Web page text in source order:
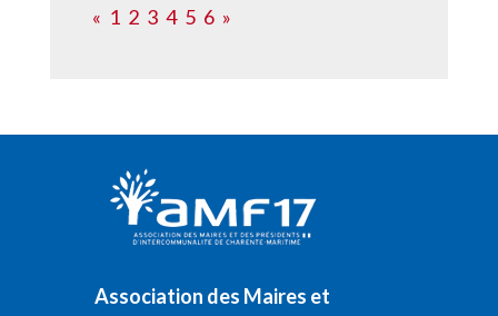
« 1 2 3 4 5 6 »
Association des Maires et